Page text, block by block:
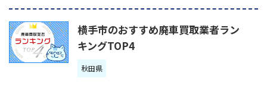
横手市のおすすめ廃車買取業者ラン
キングTOP4
秋田県